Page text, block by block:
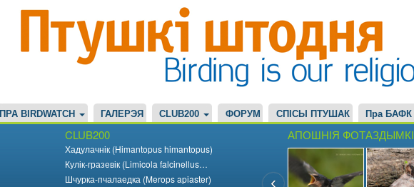
ПРА BIRDWATCH ГАЛЕРЭЯ CLUB200 ФОРУМ СПІСЫ ПТУШАК Пра БАФК
CLUB200
Хадулачнік (Himantopus himantopus)
Кулік-гразевік (Limicola falcinellus…
Шчурка-пчалаедка (Merops apiaster)
АПОШНІЯ ФОТАЗДЫМКІ